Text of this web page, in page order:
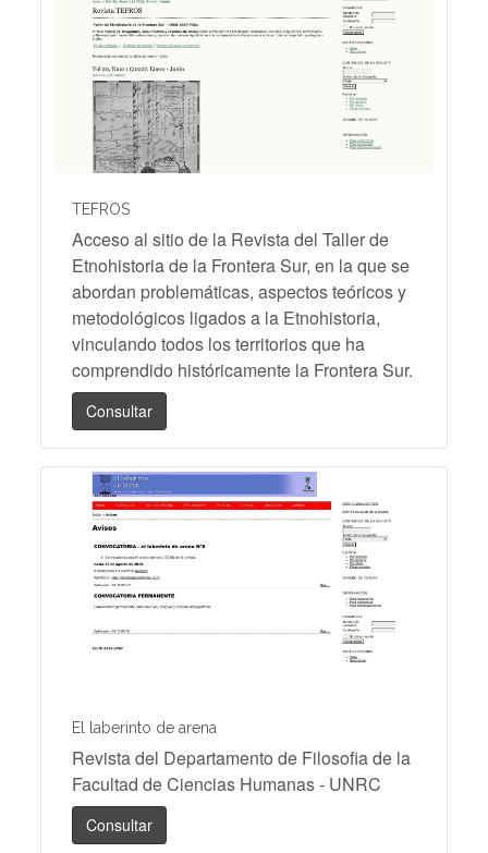
TEFROS
Acceso al sitio de la Revista del Taller de
Etnohistoria de la Frontera Sur, en la que se
abordan problemáticas, aspectos teóricos y
metodológicos ligados a la Etnohistoria,
vinculando todos los territorios que ha
comprendido históricamente la Frontera Sur.
Consultar
El laberinto de arena
Revista del Departamento de Filosofia de la
Facultad de Ciencias Humanas - UNRC
Consultar